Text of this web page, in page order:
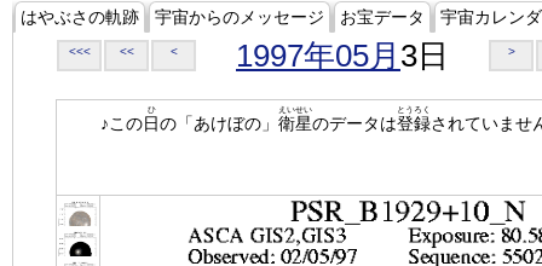
はやぶさの軌跡 宇宙からのメッセージ お宝データ 宇宙カレン
<<< << < 1997年05月 3日 >
♪この日
ひ
の「あけぼの」 衛星
えいせい
のデータは登録
とうろく
されていませ